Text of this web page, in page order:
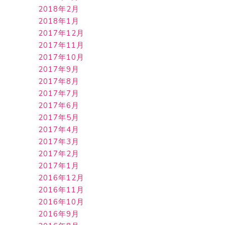
2018年2月
2018年1月
2017年12月
2017年11月
2017年10月
2017年9月
2017年8月
2017年7月
2017年6月
2017年5月
2017年4月
2017年3月
2017年2月
2017年1月
2016年12月
2016年11月
2016年10月
2016年9月